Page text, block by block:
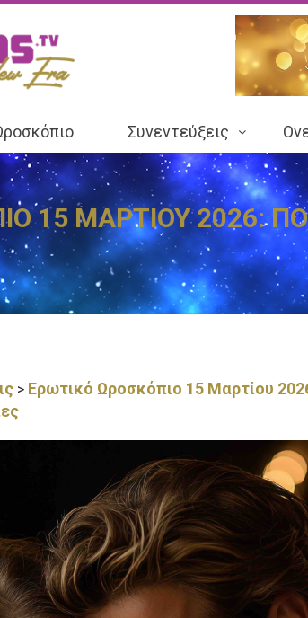
Συνεντεύξεις
15 ΜΑΡΤΙΟΥ 2026:
> Ερωτικό Ωροσκόπιο 15 Μαρτίου